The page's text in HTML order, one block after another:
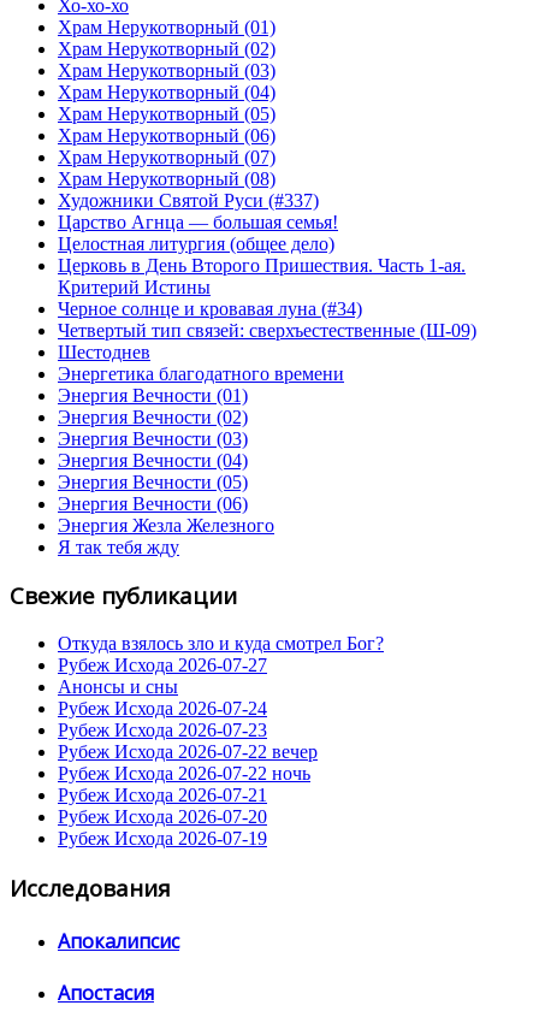
Хо-хо-хо
Храм Нерукотворный (01)
Храм Нерукотворный (02)
Храм Нерукотворный (03)
Храм Нерукотворный (04)
Храм Нерукотворный (05)
Храм Нерукотворный (06)
Храм Нерукотворный (07)
Храм Нерукотворный (08)
Художники Святой Руси (#337)
Царство Агнца — большая семья!
Целостная литургия (общее дело)
Церковь в День Второго Пришествия. Часть 1-ая.
Критерий Истины
Черное солнце и кровавая луна (#34)
Четвертый тип связей: сверхъестественные (Ш-09)
Шестоднев
Энергетика благодатного времени
Энергия Вечности (01)
Энергия Вечности (02)
Энергия Вечности (03)
Энергия Вечности (04)
Энергия Вечности (05)
Энергия Вечности (06)
Энергия Жезла Железного
Я так тебя жду
Свежие публикации
Откуда взялось зло и куда смотрел Бог?
Рубеж Исхода 2026-07-27
Анонсы и сны
Рубеж Исхода 2026-07-24
Рубеж Исхода 2026-07-23
Рубеж Исхода 2026-07-22 вечер
Рубеж Исхода 2026-07-22 ночь
Рубеж Исхода 2026-07-21
Рубеж Исхода 2026-07-20
Рубеж Исхода 2026-07-19
Исследования
Апокалипсис
Апостасия